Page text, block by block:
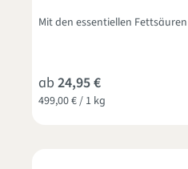
Mit den essentiellen Fettsäuren
499,00 € / 1 kg
ab 24,95 €